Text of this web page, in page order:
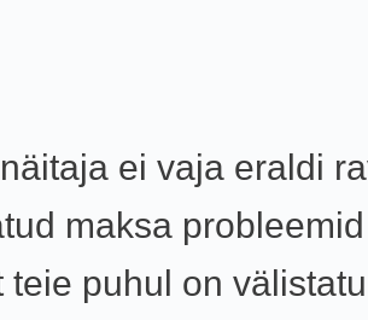
ei vaja eraldi
maksa
teie puhul on